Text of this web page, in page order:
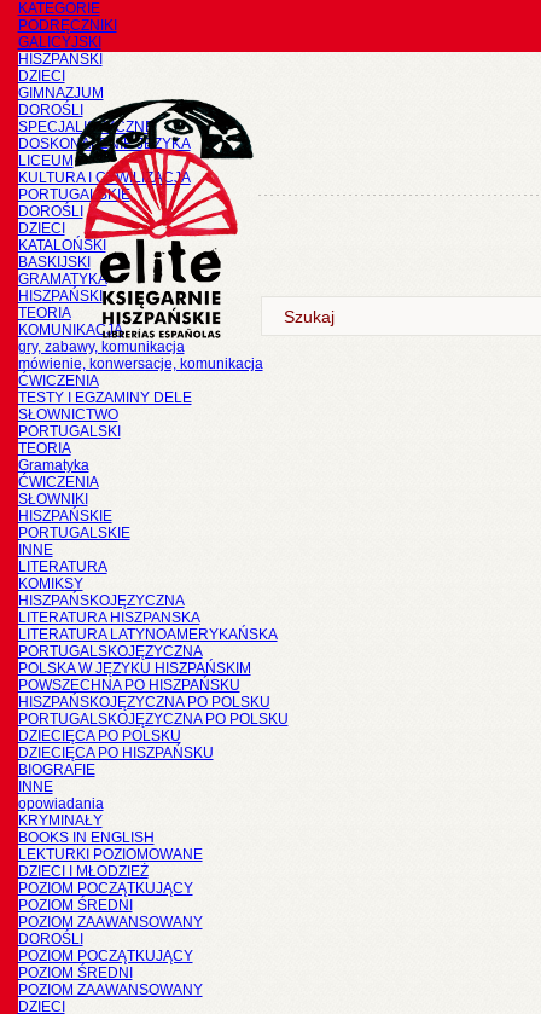
KATEGORIE
PODRĘCZNIKI
GALICYJSKI
HISZPAŃSKI
DZIECI
GIMNAZJUM
DOROŚLI
SPECJALISTYCZNE
DOSKONALENIE JĘZYKA
LICEUM
KULTURA I CYWILIZACJA
PORTUGALSKIE
DOROŚLI
DZIECI
KATALOŃSKI
BASKIJSKI
GRAMATYKA
HISZPAŃSKI
TEORIA
KOMUNIKACJA
gry, zabawy, komunikacja
mówienie, konwersacje, komunikacja
ĆWICZENIA
TESTY I EGZAMINY DELE
SŁOWNICTWO
PORTUGALSKI
TEORIA
Gramatyka
ĆWICZENIA
SŁOWNIKI
HISZPAŃSKIE
PORTUGALSKIE
INNE
LITERATURA
KOMIKSY
HISZPAŃSKOJĘZYCZNA
LITERATURA HISZPANSKA
LITERATURA LATYNOAMERYKAŃSKA
PORTUGALSKOJĘZYCZNA
POLSKA W JĘZYKU HISZPAŃSKIM
POWSZECHNA PO HISZPAŃSKU
HISZPAŃSKOJĘZYCZNA PO POLSKU
PORTUGALSKOJĘZYCZNA PO POLSKU
DZIECIĘCA PO POLSKU
DZIECIĘCA PO HISZPAŃSKU
BIOGRAFIE
INNE
opowiadania
KRYMINAŁY
BOOKS IN ENGLISH
LEKTURKI POZIOMOWANE
DZIECI I MŁODZIEŻ
POZIOM POCZĄTKUJĄCY
POZIOM ŚREDNI
POZIOM ZAAWANSOWANY
DOROŚLI
POZIOM POCZĄTKUJĄCY
POZIOM ŚREDNI
POZIOM ZAAWANSOWANY
DZIECI